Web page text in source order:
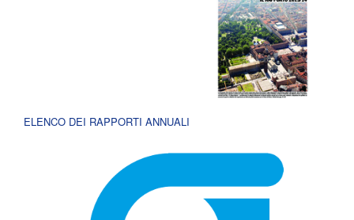
ELENCO DEI RAPPORTI ANNUALI